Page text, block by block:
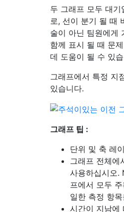
두 그래프 모두 대
로, 선이 분기 될 때
술이 아닌 팀원에게
함께 표시 될 때 문
데 도움이 될 수 있
그래프에서 특정 지
있습니다.
그래프 팁 :
단위 및 축 레
그래프 전체에
사용하십시오.
프에서 모두
일한 측정 항
시간이 지남에